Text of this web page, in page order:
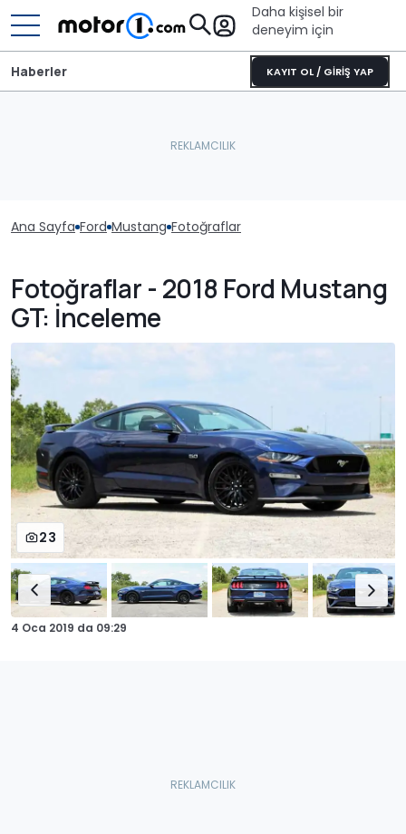
Daha kişisel bir
deneyim için
KAYIT OL / GİRİŞ YAP
Haberler
Ana Sayfa Ford Mustang Fotoğraflar
Fotoğraflar - 2018 Ford Mustang
GT: İnceleme
23
4 Oca 2019 da 09:29